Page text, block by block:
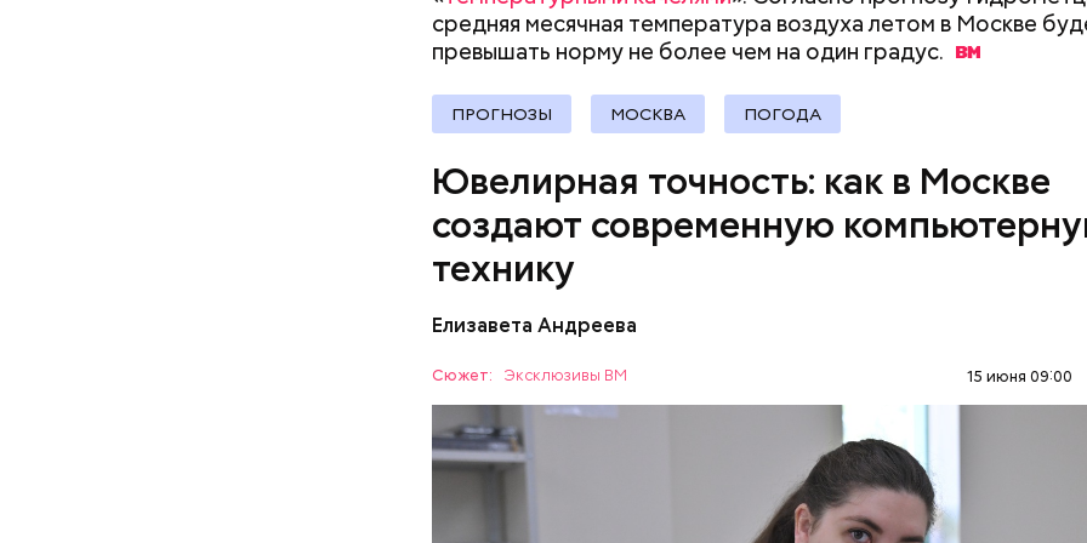
средняя месячная температура воздуха летом в Москве
превышать норму не более чем на один градус.
ПРОГНОЗЫ МОСКВА ПОГОДА
Ювелирная точность: как в Москве
создают современную
технику
Елизавета Андреева
Сюжет: Эксклюзивы ВМ 15 июня 09:00
Позднее им на смену пришли шарманщики. Их стало
после Отечественной войны 1812 года. В тот период они
неотъемлемой частью городской жизни, как и скоморохи до
Монотонные и печальные звуки шарманки можно было
самых оживленных местах города: на Арбате, Тверской,
Хамовниках. Вокруг них всегда собирались толпы.